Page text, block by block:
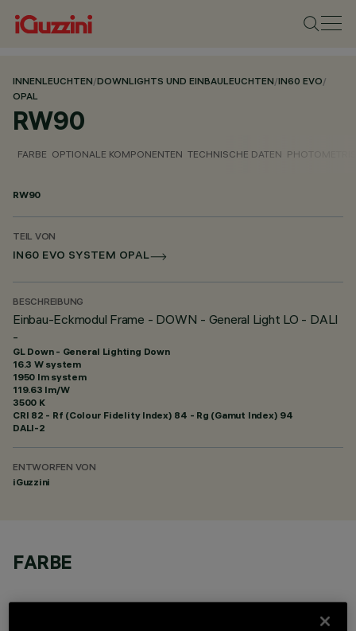
INNENLEUCHTEN/DOWNLIGHTS UND EINBAULEUCHTEN/IN60 EVO/
OPAL
RW90
FARBE OPTIONALE KOMPONENTEN TECHNISCHE DATEN
RW90
TEIL VON
IN60 EVO SYSTEM OPAL
BESCHREIBUNG
Einbau-Eckmodul Frame - DOWN - General Light LO - DALI
-
GL Down - General Lighting Down
16.3 W system
1950 lm system
119.63 lm/W
3500 K
CRI 82 - Rf (Colour Fidelity Index) 84 - Rg (Gamut Index) 94
DALI-2
ENTWORFEN VON
iGuzzini
FARBE